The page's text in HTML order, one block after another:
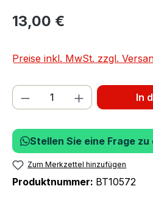
13,00 €
Preise inkl. MwSt. zzgl.
Produkt Anzahl: Gib
In
Stellen Sie eine Frage
Zum Merkzettel hinzufügen
Produktnummer: BT10572